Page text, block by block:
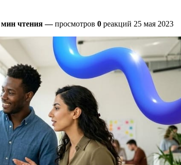
мин чтения —просмотров 0 реакций 25 мая 2023